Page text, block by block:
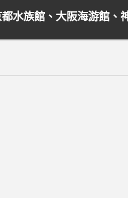
水族館、大阪海游館、